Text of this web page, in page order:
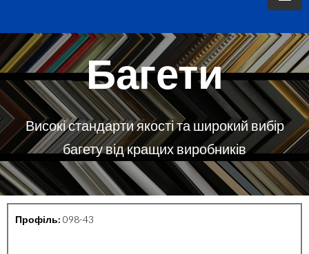
Багети
Високі стандарти якості та широкий вибір
багету від кращих виробників
Профіль: 098-43